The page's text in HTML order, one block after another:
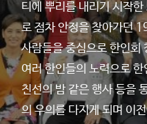
티에 뿌리를 내리기 시작
로 점차 안정을 찾아가던
사람들을 중심으로 한인회
여러 한인들의 노력으로
친선의 밤 같은 행사 등을
의 우의를 다지게 되며 이